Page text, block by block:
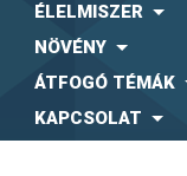
ÉLELMISZER
NÖVÉNY
ÁTFOGÓ TÉMÁK
KAPCSOLAT